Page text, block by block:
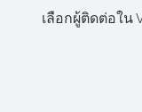
เลือกผู้ติดต่อใน